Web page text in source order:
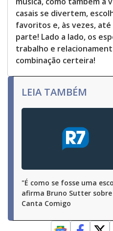
casais se divertem,
favoritos e, às vezes,
parte! Lado a lado, os
trabalho e
combinação certeira!
LEIA TAMBÉM
"É como se fosse uma
afirma Bruno Sutter sobre
Canta Comigo